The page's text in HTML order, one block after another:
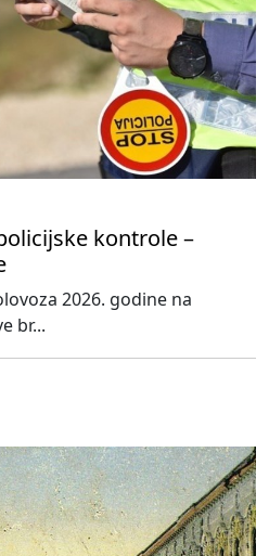
kontrole –
2026. godine na
br...